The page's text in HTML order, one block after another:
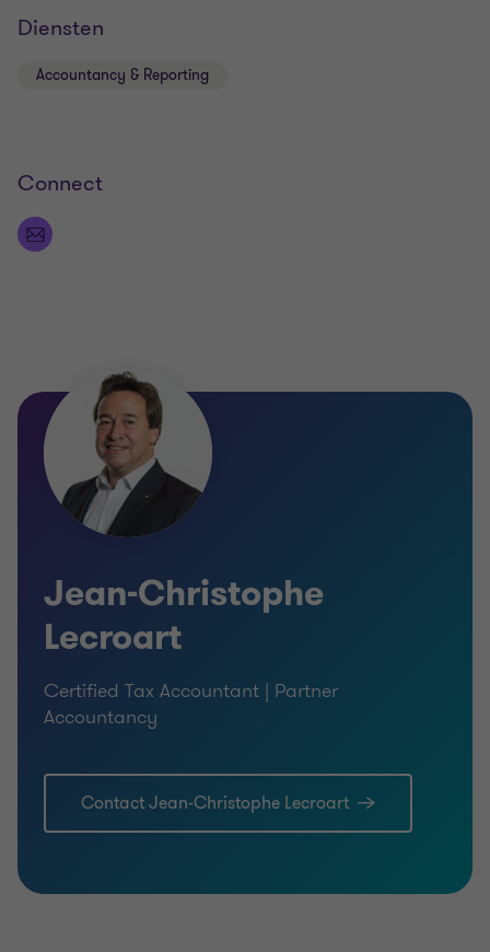
Diensten
Accountancy & Reporting
Connect
Jean-Christophe
Lecroart
Certified Tax Accountant | Partner
Accountancy
Contact Jean-Christophe Lecroart